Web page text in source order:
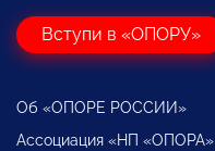
Вступи в «ОПОРУ»
Об «ОПОРЕ РОССИИ»
Ассоциация «НП «ОПОРА»